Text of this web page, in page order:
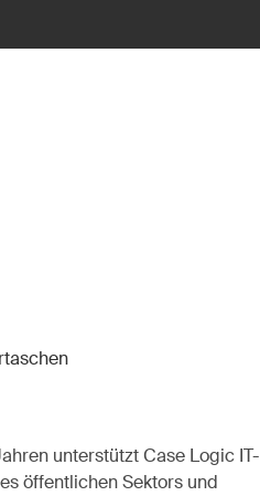
unterstützt Case Logic IT-
öffentlichen Sektors und